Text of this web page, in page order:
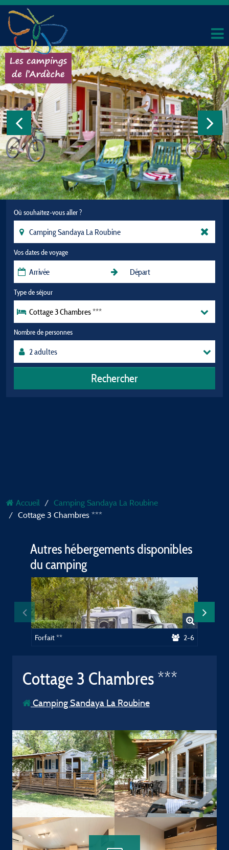
Où souhaitez-vous aller ?
Vos dates de voyage
Type de séjour
Cottage 3 Chambres ***
Nombre de personnes
Rechercher
Accueil
Camping Sandaya La Roubine
Cottage 3 Chambres ***
Autres hébergements disponibles
du camping
Forfait ** 2-6
Cottage 3 Chambres ***
Camping Sandaya La Roubine